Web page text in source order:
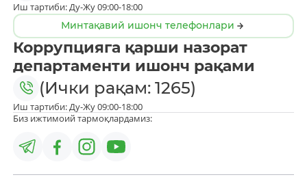
Иш тартиби: Ду-Жу 09:00-18:00
Минтақавий ишонч телефонлари
Коррупцияга қарши назорат
департаменти ишонч рақами
(Ички рақам: 1265)
Иш тартиби: Ду-Жу 09:00-18:00
Биз ижтимоий тармоқлардамиз: